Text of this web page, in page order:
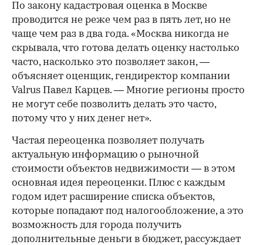
По закону кадастровая оценка в Москве
проводится не реже чем раз в пять лет, но не
чаще чем раз в два года. «Москва никогда не
скрывала, что готова делать оценку настолько
часто, насколько это позволяет закон, —
объясняет оценщик, гендиректор компании
Valrus Павел Карцев. — Многие регионы просто
не могут себе позволить делать это часто,
потому что у них денег нет».
Частая переоценка позволяет получать
актуальную информацию о рыночной
стоимости объектов недвижимости — в этом
основная идея переоценки. Плюс с каждым
годом идет расширение списка объектов,
которые попадают под налогообложение, а это
возможность для города получить
дополнительные деньги в бюджет, рассуждает